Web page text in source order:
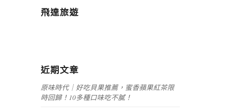
飛達旅遊
近期文章
原味時代｜好吃貝果推薦，蜜香蘋果紅茶限
時回歸！10多種口味吃不膩！